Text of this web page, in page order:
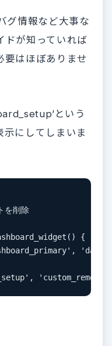
グ情報など大事な
ドが知っていれば
要はほぼありませ
という
にしてしまいま
を削除
{